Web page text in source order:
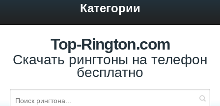
Категории
Top-Rington.com
Скачать рингтоны на телефон
бесплатно